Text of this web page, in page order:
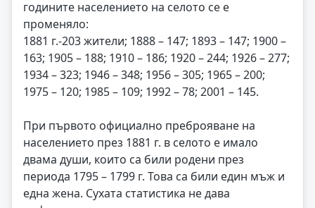
годините населението на селото се е
променяло:
1881 г.-203 жители; 1888 – 147; 1893 – 147; 1900 –
163; 1905 – 188; 1910 – 186; 1920 – 244; 1926 – 277;
1934 – 323; 1946 – 348; 1956 – 305; 1965 – 200;
1975 – 120; 1985 – 109; 1992 – 78; 2001 – 145.
При първото официално преброяване на
населението през 1881 г. в селото е имало
двама души, които са били родени през
периода 1795 – 1799 г. Това са били един мъж и
една жена. Сухата статистика не дава